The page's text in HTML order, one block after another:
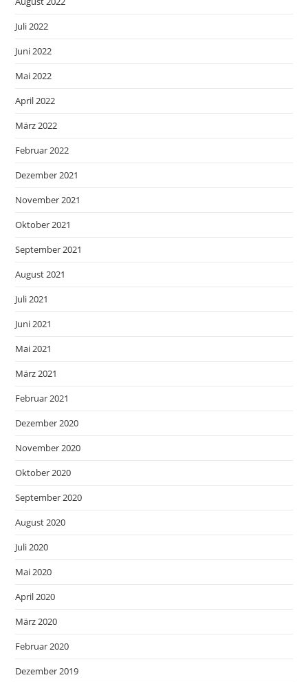
Juli 2022
Juni 2022
Mai 2022
April 2022
März 2022
Februar 2022
Dezember 2021
November 2021
Oktober 2021
September 2021
August 2021
Juli 2021
Juni 2021
Mai 2021
März 2021
Februar 2021
Dezember 2020
November 2020
Oktober 2020
September 2020
August 2020
Juli 2020
Mai 2020
April 2020
März 2020
Februar 2020
Dezember 2019